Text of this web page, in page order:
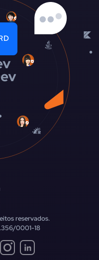
reservados.
0001-18